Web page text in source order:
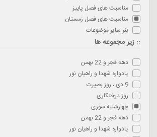
مناسبت های فصل پاییز
مناسبت های فصل زمستان
بنر سایر موضوعات
:: زیر مجموعه ها
دهه فجر و 22 بهمن
یادواره شهدا و راهیان نور
9 دی ، روز بصیرت
روز درختکاری
چهارشنبه سوری
دهه فجر و 22 بهمن
یادواره شهدا و راهیان نور